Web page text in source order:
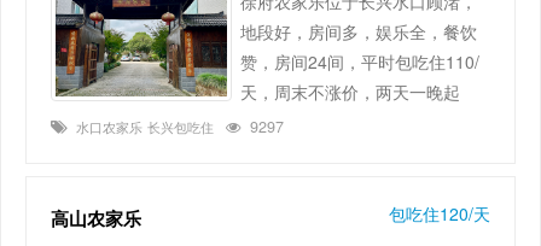
地段好，房间多，娱乐全，餐饮
赞，房间24间，平时包吃住110/
天，周末不涨价，两天一晚起
订。徐府农家乐娱乐 麻将、唱
水口农家乐 长兴包吃住 9297
包吃住120/天
高山农家乐